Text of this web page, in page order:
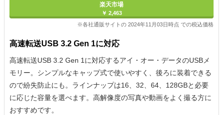
楽天市場
￥ 2,463
※各社通販サイトの 2024年11月03日時点 での税込価格
高速転送USB 3.2 Gen 1に対応
高速転送USB 3.2 Gen 1に対応するアイ・オー・データのUSBメ
モリー。シンプルなキャップ式で使いやすく、後ろに装着できる
ので紛失防止にも。ラインナップは16、32、64、128GBと必要
に応じた容量を選べます。高解像度の写真や動画をよく撮る方に
おすすめです。